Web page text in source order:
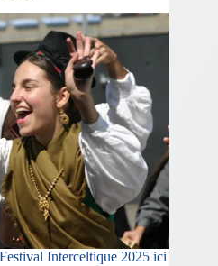
Interceltique 2025 ici